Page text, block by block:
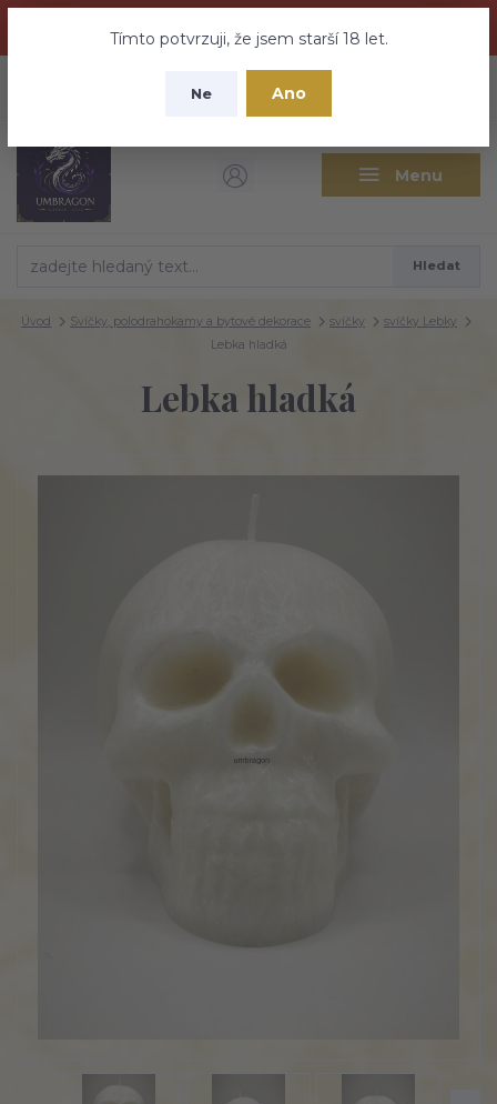
nebuďte vyděšeni zde najdete vše a ještě mnohem víc
Tímto potvrzuji, že jsem starší 18 let.
Ne Ano
Menu
CZK
Hledat
Úvod Svíčky, polodrahokamy a bytové dekorace svíčky
svíčky Lebky
Lebka hladká
Lebka hladká